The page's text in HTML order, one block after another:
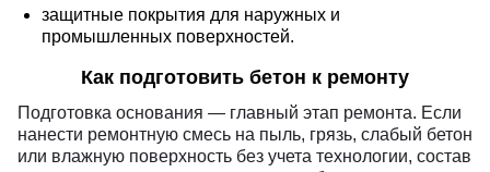
защитные покрытия для наружных и
промышленных поверхностей.
Как подготовить бетон к ремонту
Подготовка основания — главный этап ремонта. Если
нанести ремонтную смесь на пыль, грязь, слабый бетон
или влажную поверхность без учета технологии, состав